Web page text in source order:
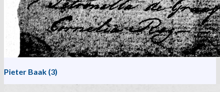
Pieter Baak (3)